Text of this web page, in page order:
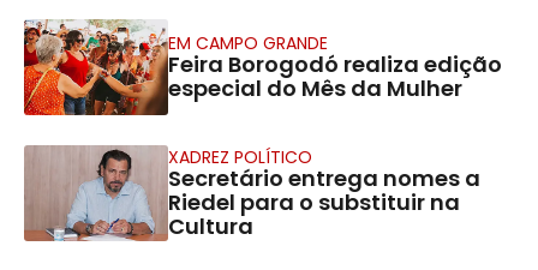
EM CAMPO GRANDE
Feira Borogodó realiza edição
especial do Mês da Mulher
XADREZ POLÍTICO
Secretário entrega nomes a
Riedel para o substituir na
Cultura